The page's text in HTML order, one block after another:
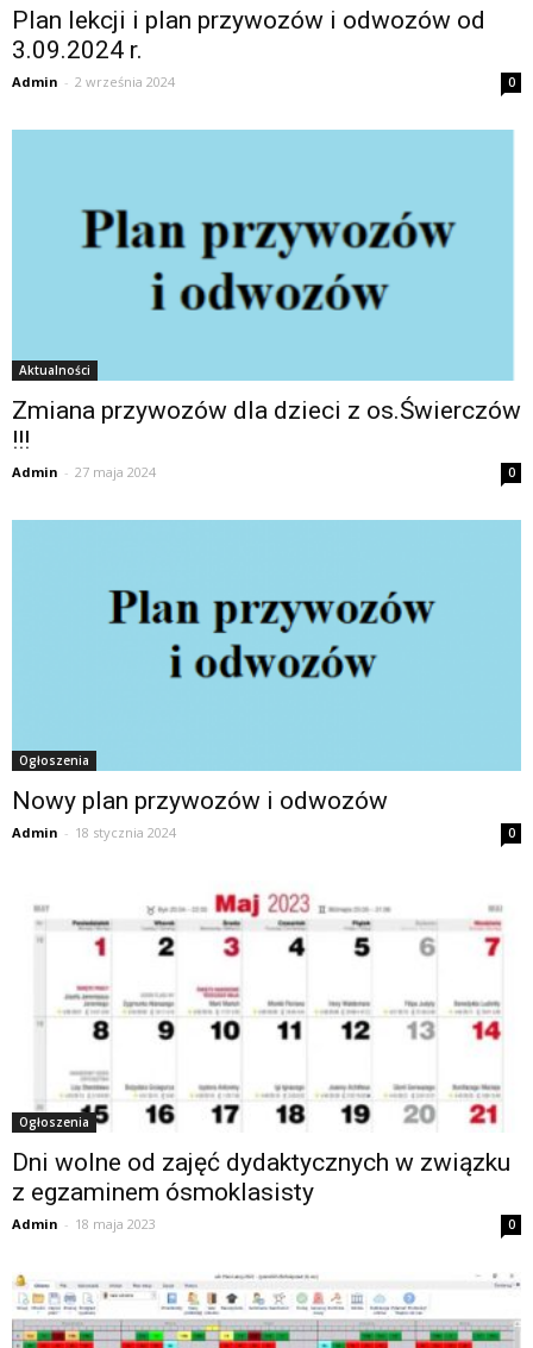
Plan lekcji i plan przywozów i odwozów od
3.09.2024 r.
Admin - 2 września 2024 0
Aktualności
Zmiana przywozów dla dzieci z os.Świerczów
!!!
Admin - 27 maja 2024 0
Ogłoszenia
Nowy plan przywozów i odwozów
Admin - 18 stycznia 2024 0
Ogłoszenia
Dni wolne od zajęć dydaktycznych w związku
z egzaminem ósmoklasisty
Admin - 18 maja 2023 0